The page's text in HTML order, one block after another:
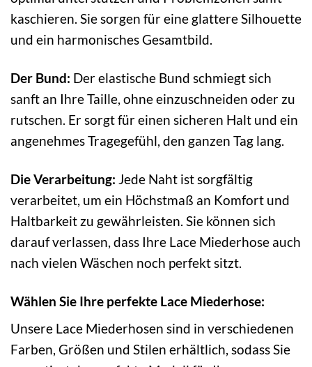
kaschieren. Sie sorgen für eine glattere Silhouette
und ein harmonisches Gesamtbild.
Der Bund: Der elastische Bund schmiegt sich
sanft an Ihre Taille, ohne einzuschneiden oder zu
rutschen. Er sorgt für einen sicheren Halt und ein
angenehmes Tragegefühl, den ganzen Tag lang.
Die Verarbeitung: Jede Naht ist sorgfältig
verarbeitet, um ein Höchstmaß an Komfort und
Haltbarkeit zu gewährleisten. Sie können sich
darauf verlassen, dass Ihre Lace Miederhose auch
nach vielen Wäschen noch perfekt sitzt.
Wählen Sie Ihre perfekte Lace Miederhose:
Unsere Lace Miederhosen sind in verschiedenen
Farben, Größen und Stilen erhältlich, sodass Sie